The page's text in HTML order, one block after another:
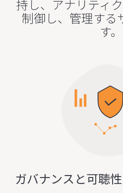
持し、アナリティ
制御し、管理する
す。
ガバナンスと可聴性